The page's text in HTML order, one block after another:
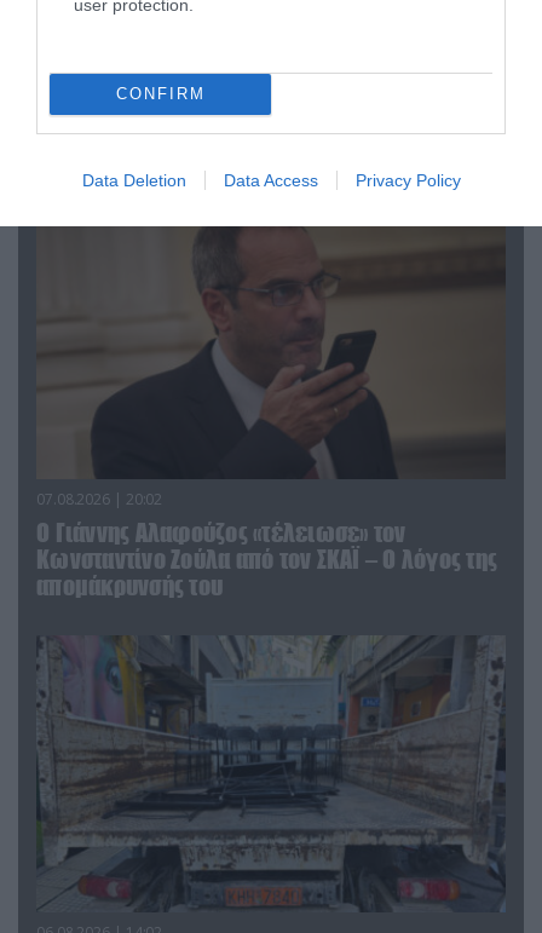
user protection.
CONFIRM
Data Deletion Data Access Privacy Policy
08.08.2026 | 09:02
«Η απόλυτη τραγωδία»: Η «αιχμηρή» ανάρτηση
07.08.2026 | 20:02
Ο Γιάννης Αλαφούζος «τέλειωσε» τον
Κωνσταντίνο Ζούλα από τον ΣΚΑΪ – Ο λόγος της
απομάκρυνσής του